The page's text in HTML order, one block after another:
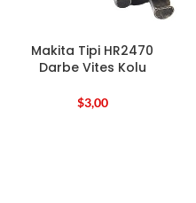
Makita Tipi HR2470
Darbe Vites Kolu
$3,00